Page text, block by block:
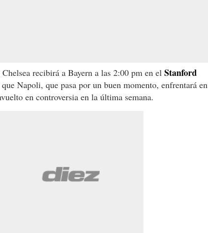
recibirá a Bayern a las 2:00 pm en el Stanford
Napoli, que pasa por un buen momento, enfrentará en
en controversia en la última semana.